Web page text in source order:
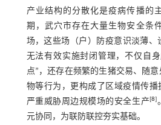
产业结构的分散化是疫病传播的
期，武穴市存在大量生物安全条
场，这些场（户）防疫意识淡薄、
无法有效实施封闭管理，不仅自
点”，还存在频繁的生猪交易、随
物等行为，更构成了区域疫情传播
严重威胁周边规模场的安全生产[8]
元协同，为联防联控夯实基础。